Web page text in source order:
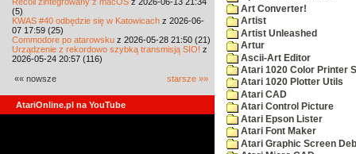
(5)
KWAS #40 odbędzie się w Katowicach z 2026-06-
07 17:59 (25)
Commodore po atarowsku z 2026-05-28 21:50 (21)
Urządzenie z rekordowo szybką transmisją SIO! z
2026-05-24 20:57 (116)
«« nowsze starsze »»
AtariOnline.pl na YouTube
Art Converter!
Artist
Artist Unleashed
Artur
Ascii-Art Editor
Atari 1020 Color Printer
Atari 1020 Plotter Utils
Atari CAD
Atari Control Picture
Atari Epson Lister
Atari Font Maker
Atari Graphic Screen